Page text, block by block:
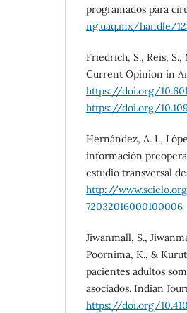
programados para
ng.uaq.mx/handle/
Friedrich, S., Reis,
Current Opinion in
https://doi.org/
https://doi.org/
Hernández, A. I.,
información
estudio transversal
http://
72032016000100006
Jiwanmall, S.,
Poornima, K., &
pacientes adultos
asociados. Indian
https://doi.org/